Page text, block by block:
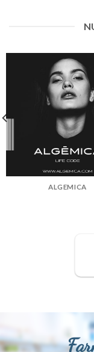
ALGEMICA